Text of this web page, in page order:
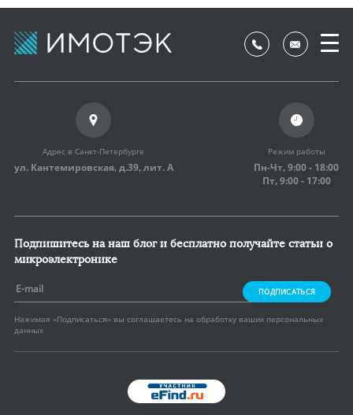
Адрес в Санкт-Петербурге
ул. Кантемировская, д.39,лит. А
Режим работы
Пн-Чт, 9:00 - 18:00
Пт, 9:00 - 17:00
Подпишитесь на наш блог и бесплатно получайте статьи о
микроэлектронике
ПОДПИСАТЬСЯ
Нажимая «Подписаться» вы соглашаетесь на обработку ваших персональных
данных